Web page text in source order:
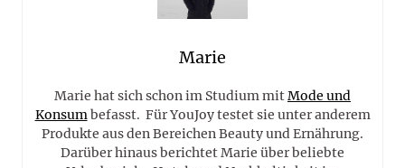
Marie
Marie hat sich schon im Studium mitMode und
Konsumbefasst. Für YouJoy testet sie unter anderem
Produkte aus den Bereichen Beauty und Ernährung.
Darüber hinaus berichtet Marie über beliebte